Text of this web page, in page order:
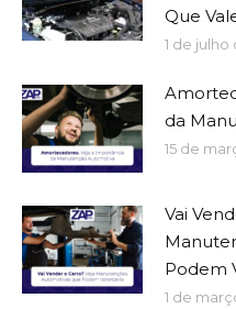
Que
1 de julho
da
15 de
Vai
Podem
1 de